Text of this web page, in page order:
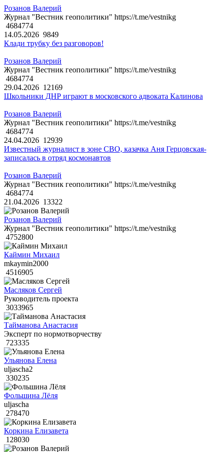
Розанов Валерий
Журнал "Вестник геополитики" https://t.me/vestnikg
4684774
14.05.2026 9849
Клади трубку без разговоров!
Розанов Валерий
Журнал "Вестник геополитики" https://t.me/vestnikg
4684774
29.04.2026 12169
Школьники ДНР играют в московского адвоката Калинова
Розанов Валерий
Журнал "Вестник геополитики" https://t.me/vestnikg
4684774
24.04.2026 12939
Известный журналист в зоне СВО, казачка Аня Герцовская-
записалась в отряд космонавтов
Розанов Валерий
Журнал "Вестник геополитики" https://t.me/vestnikg
4684774
21.04.2026 13322
Розанов Валерий
Журнал "Вестник геополитики" https://t.me/vestnikg
4752800
Каймин Михаил
mkaymin2000
4516905
Масляков Сергей
Руководитель проекта
3033965
Тайманова Анастасия
Эксперт по нормотворчеству
723335
Ульянова Елена
uljascha2
330235
Фольшина Лёля
uljascha
278470
Коркина Елизавета
128030